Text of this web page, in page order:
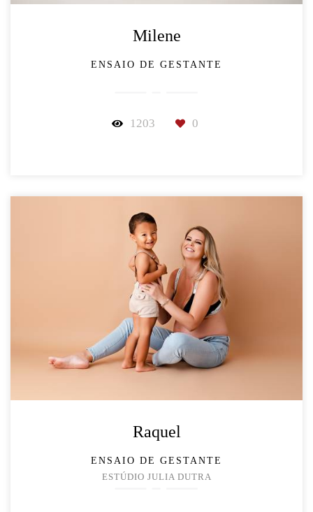
Milene
ENSAIO DE GESTANTE
1203 0
Raquel
ENSAIO DE GESTANTE
ESTÚDIO JULIA DUTRA